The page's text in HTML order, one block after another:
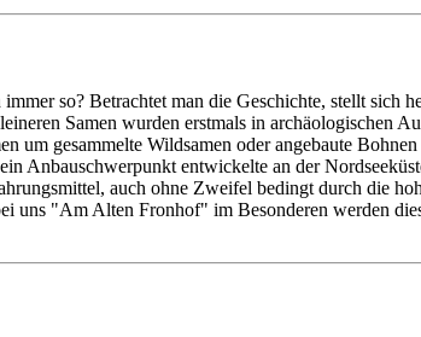
so? Betrachtet man die Geschichte, stellt sich
Samen wurden erstmals in archäologischen
um gesammelte Wildsamen oder angebaute
Anbauschwerpunkt entwickelte an der
auch ohne Zweifel bedingt durch die
"Am Alten Fronhof" im Besonderen werden